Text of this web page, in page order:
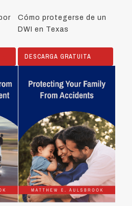
Cómo protegerse de un
DWI en Texas
DESCARGA GRATUITA